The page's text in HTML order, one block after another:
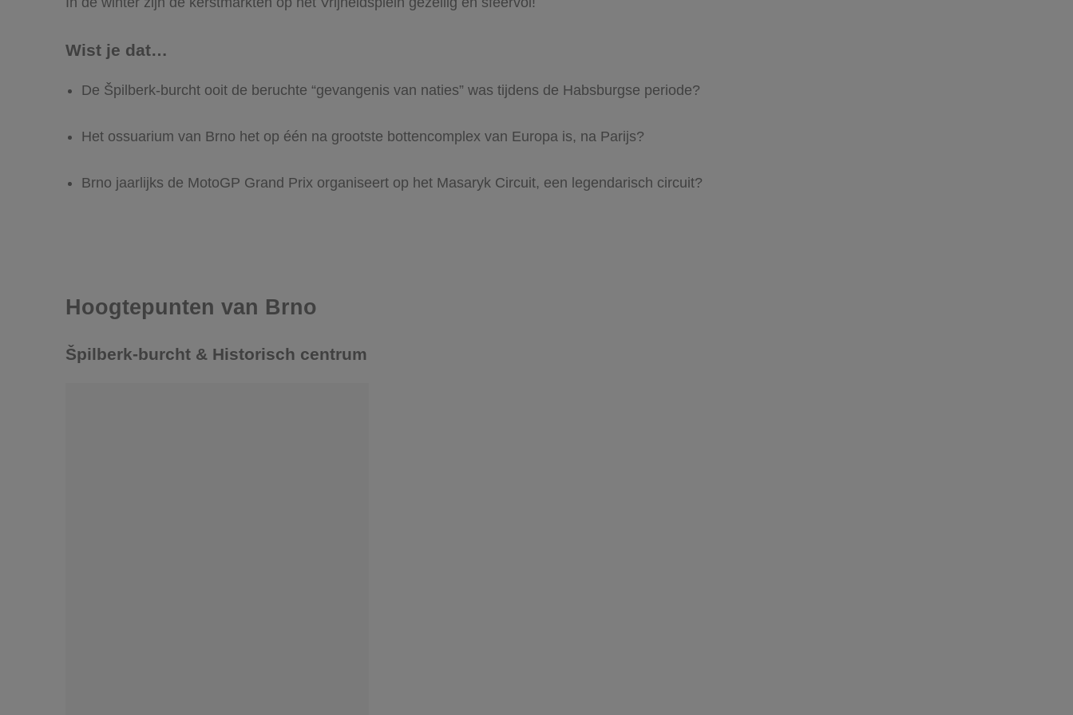
Wist je dat…
De Špilberk-burcht ooit de beruchte “gevangenis van naties” was tijdens de Habsburgse periode?
Het ossuarium van Brno het op één na grootste bottencomplex van Europa is, na Parijs?
Brno jaarlijks de MotoGP Grand Prix organiseert op het Masaryk Circuit, een legendarisch circuit?
Hoogtepunten van Brno
Špilberk-burcht & Historisch centrum